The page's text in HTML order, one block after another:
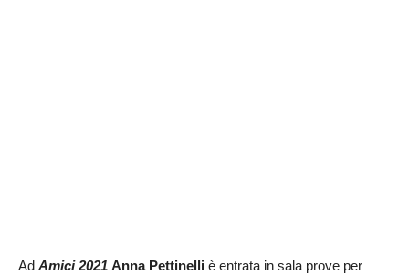
Ad Amici 2021 Anna Pettinelli è entrata in sala prove per